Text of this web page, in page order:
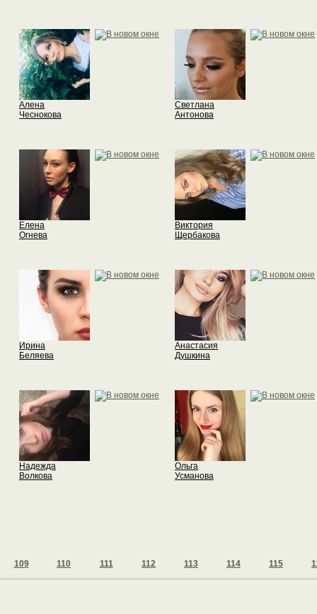
Алена
Чеснокова
Светлана
Антонова
Елена
Огнева
Виктория
Щербакова
Ирина
Беляева
Анастасия
Душкина
Надежда
Волкова
Ольга
Усманова
109 110 111 112 113 114 115